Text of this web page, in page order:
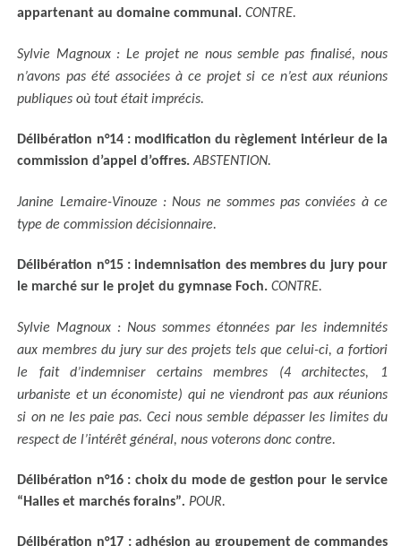
appartenant au domaine communal.CONTRE.
Sylvie Magnoux : Le projet ne nous semble pas finalisé, nous
n’avons pas été associées à ce projet si ce n’est aux réunions
publiques où tout était imprécis.
Délibération n°14 : modification du règlement intérieur de la
commission d’appel d’offres.ABSTENTION.
Janine Lemaire-Vinouze : Nous ne sommes pas conviées à ce
type de commission décisionnaire.
Délibération n°15 : indemnisation des membres du jury pour
le marché sur le projet du gymnase Foch. CONTRE.
Sylvie Magnoux : Nous sommes étonnées par les indemnités
aux membres du jury sur des projets tels que celui-ci, a fortiori
le fait d’indemniser certains membres (4 architectes, 1
urbaniste et un économiste) qui ne viendront pas aux réunions
si on ne les paie pas. Ceci nous semble dépasser les limites du
respect de l’intérêt général, nous voterons donc contre.
Délibération n°16 : choix du mode de gestion pour le service
“Halles et marchés forains”. POUR.
Délibération n°17 : adhésion au groupement de commandes